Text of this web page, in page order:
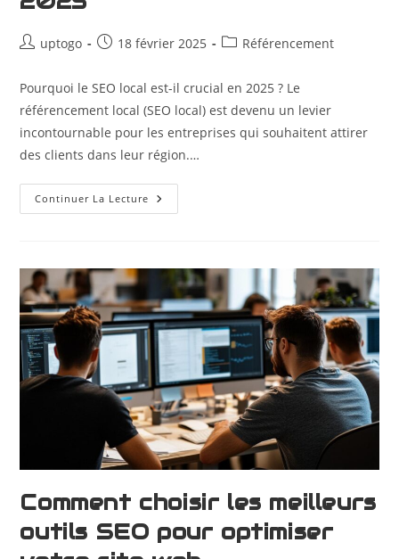
uptogo 18 février 2025 Référencement
Pourquoi le SEO local est-il crucial en 2025 ? Le
référencement local (SEO local) est devenu un levier
incontournable pour les entreprises qui souhaitent attirer
des clients dans leur région.…
Continuer La Lecture
Comment choisir les meilleurs
outils SEO pour optimiser